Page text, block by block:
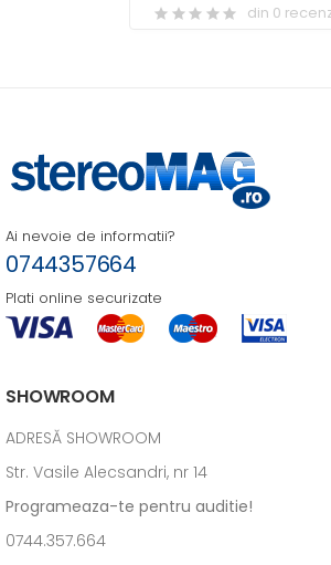
din 0
Ai nevoie de informatii?
0744357664
Plati online securizate
SHOWROOM
ADRESĂ SHOWROOM
Str. Vasile Alecsandri, nr 14
Programeaza-te pentru auditie!
0744.357.664